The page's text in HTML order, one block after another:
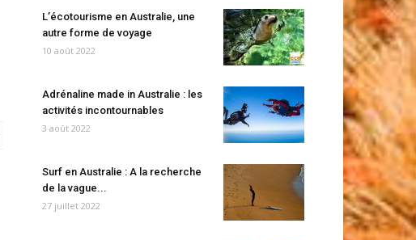
L’écotourisme en Australie, une
autre forme de voyage
10 août 2022
Adrénaline made in Australie : les
activités incontournables
3 août 2022
Surf en Australie : A la recherche
de la vague...
27 juillet 2022